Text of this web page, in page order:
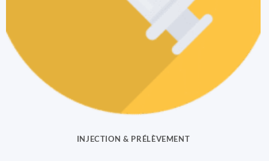
INJECTION & PRÉLÈVEMENT